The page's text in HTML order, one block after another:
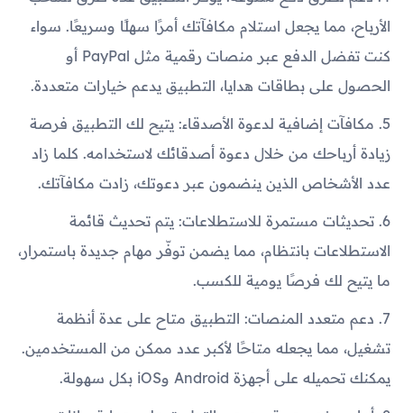
الأرباح، مما يجعل استلام مكافآتك أمرًا سهلًا وسريعًا. سواء
كنت تفضل الدفع عبر منصات رقمية مثل PayPal أو
الحصول على بطاقات هدايا، التطبيق يدعم خيارات متعددة.
5. مكافآت إضافية لدعوة الأصدقاء: يتيح لك التطبيق فرصة
زيادة أرباحك من خلال دعوة أصدقائك لاستخدامه. كلما زاد
عدد الأشخاص الذين ينضمون عبر دعوتك، زادت مكافآتك.
6. تحديثات مستمرة للاستطلاعات: يتم تحديث قائمة
الاستطلاعات بانتظام، مما يضمن توفّر مهام جديدة باستمرار،
ما يتيح لك فرصًا يومية للكسب.
7. دعم متعدد المنصات: التطبيق متاح على عدة أنظمة
تشغيل، مما يجعله متاحًا لأكبر عدد ممكن من المستخدمين.
يمكنك تحميله على أجهزة Android وiOS بكل سهولة.